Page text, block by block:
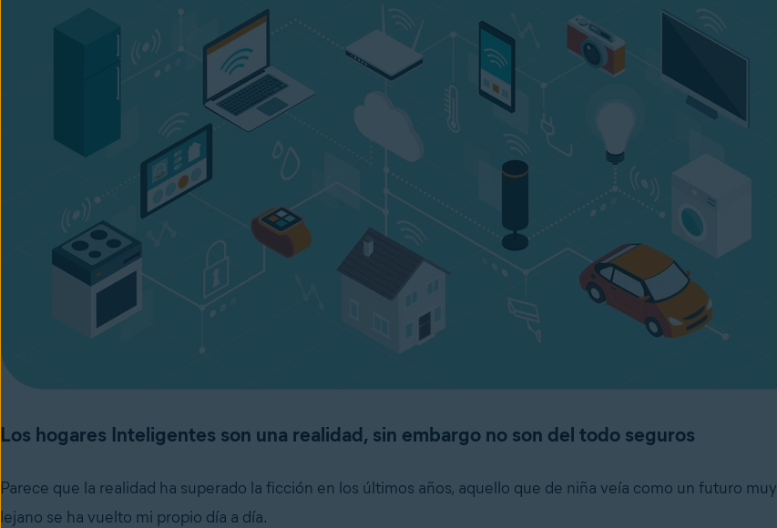
Los hogares Inteligentes son una realidad, sin embargo no son del todo seguros
Parece que la realidad ha superado la ficción en los últimos años, aquello que de niña veía como un futuro muy
lejano se ha vuelto mi propio día a día.